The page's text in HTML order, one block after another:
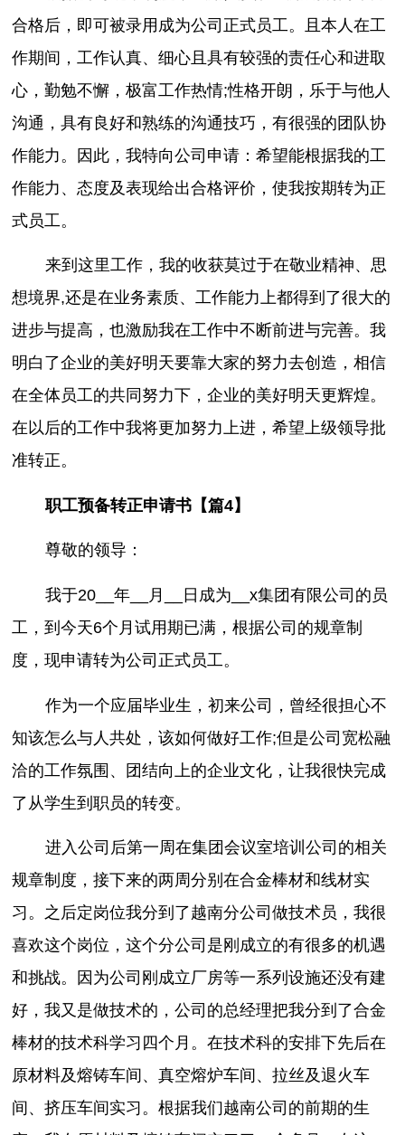
合格后，即可被录用成为公司正式员工。且本人在工
作期间，工作认真、细心且具有较强的责任心和进取
心，勤勉不懈，极富工作热情;性格开朗，乐于与他人
沟通，具有良好和熟练的沟通技巧，有很强的团队协
作能力。因此，我特向公司申请：希望能根据我的工
作能力、态度及表现给出合格评价，使我按期转为正
式员工。
来到这里工作，我的收获莫过于在敬业精神、思
想境界,还是在业务素质、工作能力上都得到了很大的
进步与提高，也激励我在工作中不断前进与完善。我
明白了企业的美好明天要靠大家的努力去创造，相信
在全体员工的共同努力下，企业的美好明天更辉煌。
在以后的工作中我将更加努力上进，希望上级领导批
准转正。
职工预备转正申请书【篇4】
尊敬的领导：
我于20__年__月__日成为__x集团有限公司的员
工，到今天6个月试用期已满，根据公司的规章制
度，现申请转为公司正式员工。
作为一个应届毕业生，初来公司，曾经很担心不
知该怎么与人共处，该如何做好工作;但是公司宽松融
洽的工作氛围、团结向上的企业文化，让我很快完成
了从学生到职员的转变。
进入公司后第一周在集团会议室培训公司的相关
规章制度，接下来的两周分别在合金棒材和线材实
习。之后定岗位我分到了越南分公司做技术员，我很
喜欢这个岗位，这个分公司是刚成立的有很多的机遇
和挑战。因为公司刚成立厂房等一系列设施还没有建
好，我又是做技术的，公司的总经理把我分到了合金
棒材的技术科学习四个月。在技术科的安排下先后在
原材料及熔铸车间、真空熔炉车间、拉丝及退火车
间、挤压车间实习。根据我们越南公司的前期的生